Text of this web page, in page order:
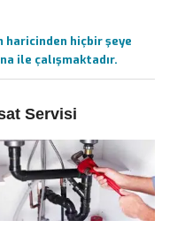
haricinden hiçbir şeye
ile çalışmaktadır.
Servisi